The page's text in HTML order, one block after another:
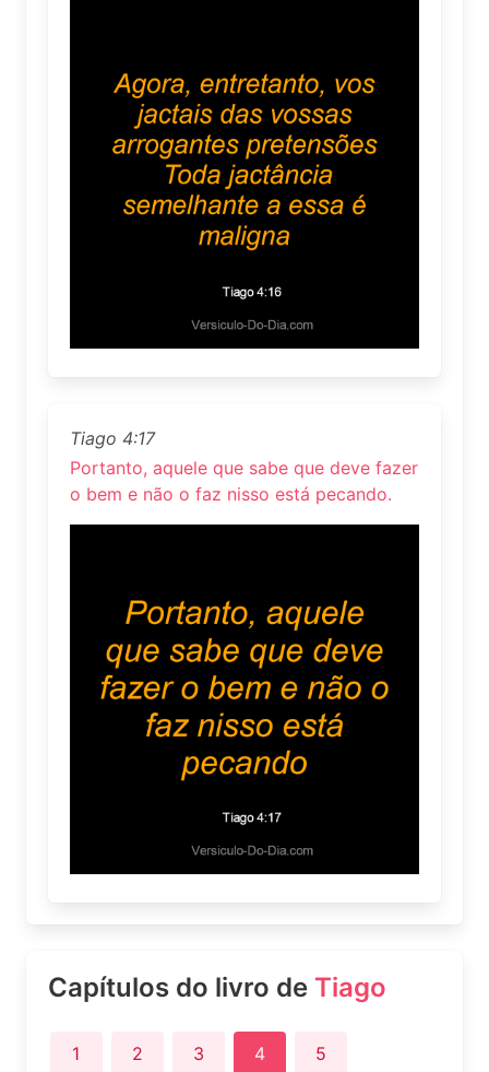
Tiago 4:17
Portanto, aquele que sabe que deve fazer
o bem e não o faz nisso está pecando.
Capítulos do livro de Tiago
1 2 3 4 5